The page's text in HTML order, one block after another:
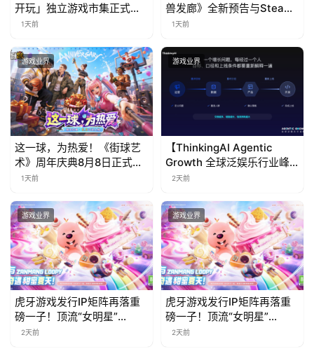
开玩」独立游戏市集正式开
票！
1天前
兽发廊》全新预告与Steam
免费试玩公开
1天前
游戏业界
这一球，为热爱！《街球艺
术》周年庆典8月8日正式上
线，多重福利与全新内容同
1天前
游戏业界
【ThinkingAI Agentic
Growth 全球泛娱乐行业峰
会】Agent 时代，人到底负
2天前
游戏业界
虎牙游戏发行IP矩阵再落重
磅一子！顶流“女明星”
ZANMANG LOOPY 正版3D
2天前
游戏业界
虎牙游戏发行IP矩阵再落重
磅一子！顶流“女明星”
ZANMANG LOOPY 正版3D
2天前